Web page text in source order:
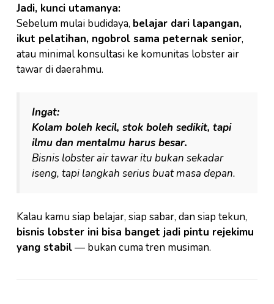
Jadi, kunci utamanya:
Sebelum mulai budidaya, belajar dari lapangan,
ikut pelatihan, ngobrol sama peternak senior,
atau minimal konsultasi ke komunitas lobster air
tawar di daerahmu.
Ingat:
Kolam boleh kecil, stok boleh sedikit, tapi
ilmu dan mentalmu harus besar.
Bisnis lobster air tawar itu bukan sekadar
iseng, tapi langkah serius buat masa depan.
Kalau kamu siap belajar, siap sabar, dan siap tekun,
bisnis lobster ini bisa banget jadi pintu rejekimu
yang stabil— bukan cuma tren musiman.